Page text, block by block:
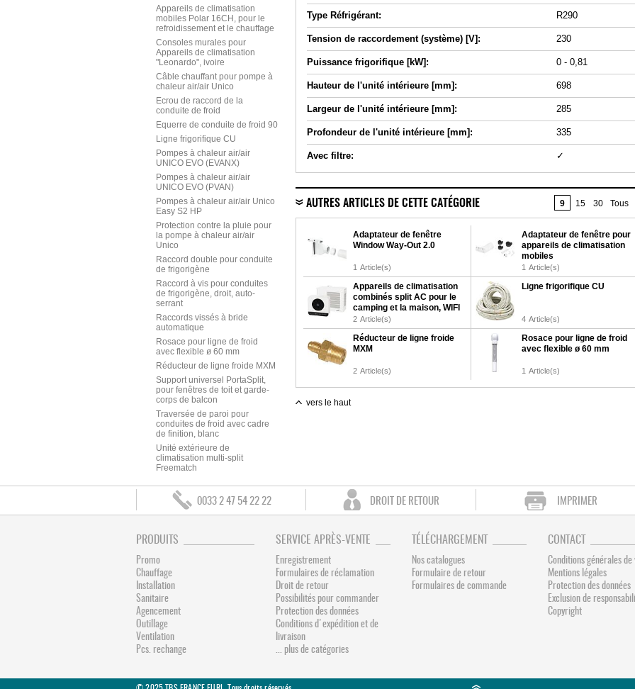
Appareils de climatisation
mobiles Polar 16CH, pour le
refroidissement et le chauffage
Consoles murales pour
Appareils de climatisation
"Leonardo", ivoire
Câble chauffant pour pompe à
chaleur air/air Unico
Ecrou de raccord de la
conduite de froid
Equerre de conduite de froid 90
Ligne frigorifique CU
Pompes à chaleur air/air
UNICO EVO (EVANX)
Pompes à chaleur air/air
UNICO EVO (PVAN)
Pompes à chaleur air/air Unico
Easy S2 HP
Protection contre la pluie pour
la pompe à chaleur air/air
Unico
Raccord double pour conduite
de frigorigène
Raccord à vis pour conduites
de frigorigène, droit, auto-
serrant
Raccords vissés à bride
automatique
Rosace pour ligne de froid
avec flexible ø 60 mm
Réducteur de ligne froide MXM
Support universel PortaSplit,
pour fenêtres de toit et garde-
corps de balcon
Traversée de paroi pour
conduites de froid avec cadre
de finition, blanc
Unité extérieure de
climatisation multi-split
Freematch
Type Réfrigérant: R290
Tension de raccordement (système) [V]: 230
Puissance frigorifique [kW]: 0 - 0,81
Hauteur de l'unité intérieure [mm]: 698
Largeur de l'unité intérieure [mm]: 285
Profondeur de l'unité intérieure [mm]: 335
Avec filtre: ✓
AUTRES ARTICLES DE CETTE CATÉGORIE 9 15 30 Tous
Adaptateur de fenêtre
Window Way-Out 2.0
1 Article(s)
Adaptateur de fenêtre pour
appareils de climatisation
mobiles
1 Article(s)
Appareils de climatisation
combinés split AC pour le
camping et la maison, WIFI
2 Article(s)
Ligne frigorifique CU
4 Article(s)
Réducteur de ligne froide
MXM
2 Article(s)
Rosace pour ligne de froid
avec flexible ø 60 mm
1 Article(s)
vers le haut
0033 2 47 54 22 22 DROIT DE RETOUR IMPRIMER
PRODUITS
Promo
Chauffage
Installation
Sanitaire
Agencement
Outillage
Ventilation
Pcs. rechange
SERVICE APRÈS-VENTE
Enregistrement
Formulaires de réclamation
Droit de retour
Possibilités pour commander
Protection des données
Conditions d'expédition et de
livraison
... plus de catégories
TÉLÉCHARGEMENT
Nos catalogues
Formulaire de retour
Formulaires de commande
CONTACT
Conditions générales de
Mentions légales
Protection des données
Exclusion de
Copyright